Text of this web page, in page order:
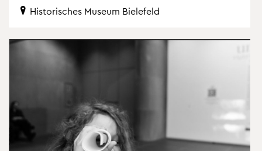
His­to­ri­sches Mu­se­um Bie­le­feld